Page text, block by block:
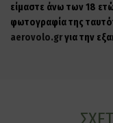
είμαστε άνω των 18
φωτογραφία της
aerovolo.grγια την